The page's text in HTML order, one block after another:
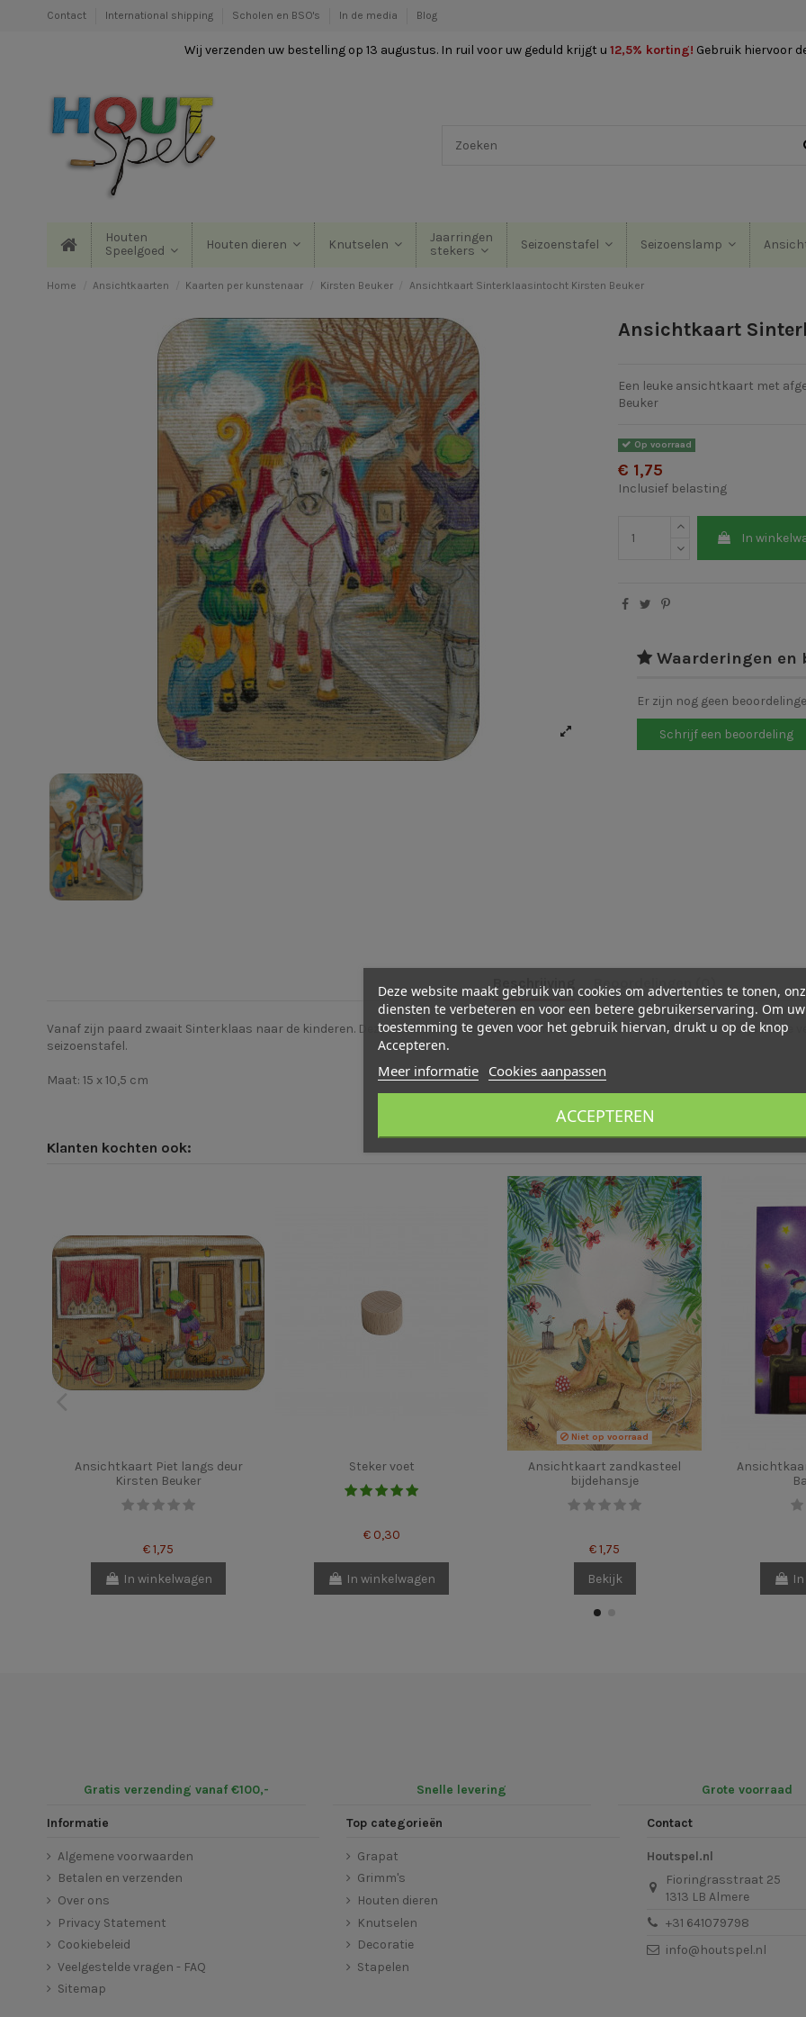
Contact International shipping Scholen en BSO's In de media Blog
Wij verzenden uw bestelling op 13 augustus. In ruil voor uw geduld krijgt u 12,5% korting! Gebruik hiervoor
Houten
Speelgoed
Houten dieren Knutselen
Jaarringen
stekers
Seizoenstafel Seizoenslamp
Home Ansichtkaarten Kaarten per kunstenaar Kirsten Beuker Ansichtkaart Sinterklaasintocht Kirsten Beuker
Ansichtkaart
Een leuke ansichtkaart met
Beuker
Op voorraad
€ 1,75
Inclusief belasting
In
Waarderingen en
Er zijn nog geen
Schrijf een beoordeling
Beschrijving Beoordelingen (0)
Vanaf zijn paard zwaait Sinterklaas naar de kinderen. Deze leuke Sinterklaaskaart is met zijn afgeronde hoeken een feestje om te
seizoenstafel.
Maat: 15 x 10,5 cm
Klanten kochten ook:
Ansichtkaart Piet langs deur
Kirsten Beuker
€ 1,75
In winkelwagen
Steker voet
€ 0,30
In winkelwagen
Niet op voorraad
Ansichtkaart zandkasteel
bijdehansje
€ 1,75
Bekijk
Gratis verzending vanaf €100,- Snelle levering Grote voorraad
Informatie
Algemene voorwaarden
Betalen en verzenden
Over ons
Privacy Statement
Cookiebeleid
Veelgestelde vragen - FAQ
Sitemap
Top categorieën
Grapat
Grimm's
Houten dieren
Knutselen
Decoratie
Stapelen
Contact
Houtspel.nl
Fioringrasstraat 25
1313 LB Almere
+31 641079798
info@houtspel.nl
Deze website maakt gebruik van cookies om advertenties te tonen,
diensten te verbeteren en voor een betere gebruikerservaring. Om uw
toestemming te geven voor het gebruik hiervan, drukt u op de knop
Accepteren.
Meer informatie Cookies aanpassen
ACCEPTEREN